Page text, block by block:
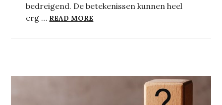
bedreigend. De betekenissen kunnen heel
erg … READ MORE